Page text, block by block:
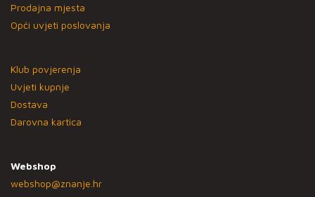
Prodajna mjesta
Opći uvjeti poslovanja
Klub povjerenja
Uvjeti kupnje
Dostava
Darovna kartica
Webshop
webshop@znanje.hr